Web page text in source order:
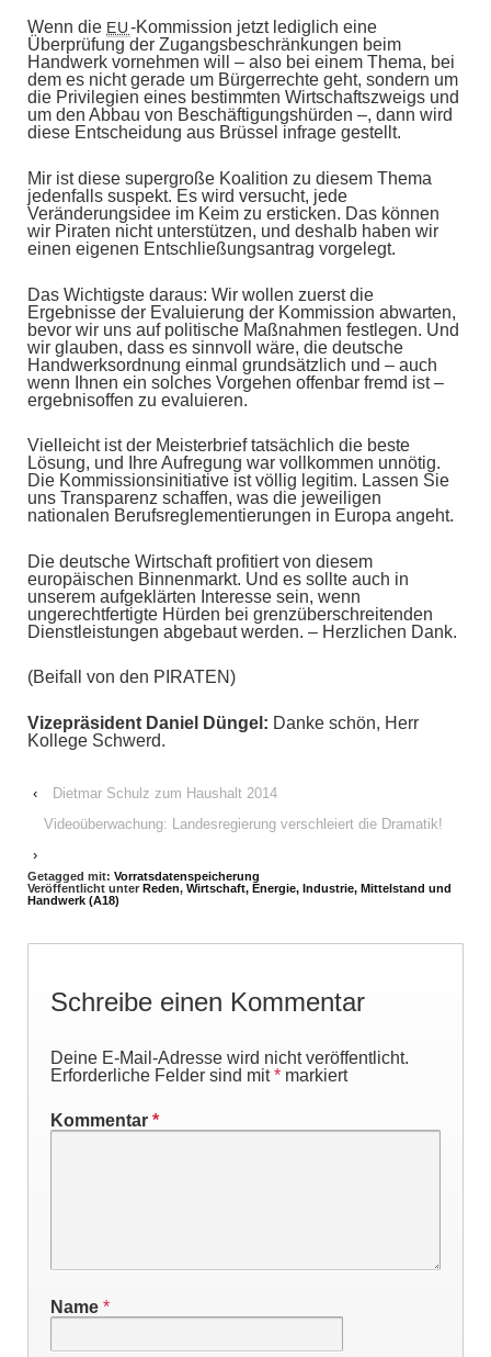
Wenn die EU -Kommission jetzt lediglich eine
Überprüfung der Zugangsbeschränkungen beim
Handwerk vornehmen will – also bei einem Thema, bei
dem es nicht gerade um Bürgerrechte geht, sondern um
die Privilegien eines bestimmten Wirtschaftszweigs und
um den Abbau von Beschäftigungshürden –, dann wird
diese Entscheidung aus Brüssel infrage gestellt.
Mir ist diese supergroße Koalition zu diesem Thema
jedenfalls suspekt. Es wird versucht, jede
Veränderungsidee im Keim zu ersticken. Das können
wir Piraten nicht unterstützen, und deshalb haben wir
einen eigenen Entschließungsantrag vorgelegt.
Das Wichtigste daraus: Wir wollen zuerst die
Ergebnisse der Evaluierung der Kommission abwarten,
bevor wir uns auf politische Maßnahmen festlegen. Und
wir glauben, dass es sinnvoll wäre, die deutsche
Handwerksordnung einmal grundsätzlich und – auch
wenn Ihnen ein solches Vorgehen offenbar fremd ist –
ergebnisoffen zu evaluieren.
Vielleicht ist der Meisterbrief tatsächlich die beste
Lösung, und Ihre Aufregung war vollkommen unnötig.
Die Kommissionsinitiative ist völlig legitim. Lassen Sie
uns Transparenz schaffen, was die jeweiligen
nationalen Berufsreglementierungen in Europa angeht.
Die deutsche Wirtschaft profitiert von diesem
europäischen Binnenmarkt. Und es sollte auch in
unserem aufgeklärten Interesse sein, wenn
ungerechtfertigte Hürden bei grenzüberschreitenden
Dienstleistungen abgebaut werden. – Herzlichen Dank.
(Beifall von den PIRATEN)
Vizepräsident Daniel Düngel: Danke schön, Herr
Kollege Schwerd.
‹
Dietmar Schulz zum Haushalt 2014
Videoüberwachung: Landesregierung verschleiert die Dramatik!
›
Getagged mit: Vorratsdatenspeicherung
Veröffentlicht unter Reden, Wirtschaft, Energie, Industrie, Mittelstand und
Handwerk (A18)
Schreibe einen Kommentar
Deine E-Mail-Adresse wird nicht veröffentlicht.
Erforderliche Felder sind mit* markiert
Kommentar *
Name *